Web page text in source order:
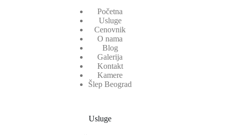
Početna
Usluge
Cenovnik
O nama
Blog
Galerija
Kontakt
Kamere
Šlep Beograd
Usluge